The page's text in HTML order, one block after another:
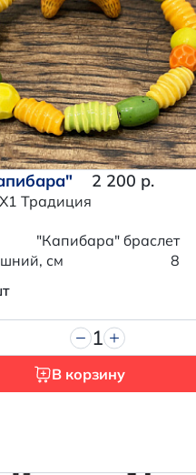
Традиция
2 200 р.
"Капибара" браслет
см
8
1
В корзину